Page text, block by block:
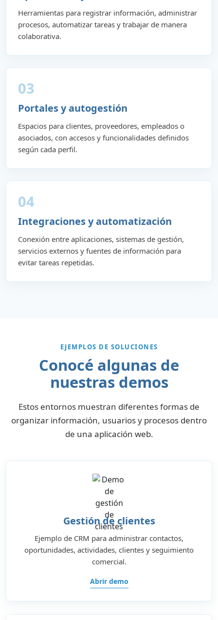
Herramientas para registrar información, administrar
procesos, automatizar tareas y trabajar de manera
colaborativa.
03
Portales y autogestión
Espacios para clientes, proveedores, empleados o
asociados, con accesos y funcionalidades definidos
según cada perfil.
04
Integraciones y automatización
Conexión entre aplicaciones, sistemas de gestión,
servicios externos y fuentes de información para
evitar tareas repetidas.
EJEMPLOS DE SOLUCIONES
Conocé algunas de
nuestras demos
Estos entornos muestran diferentes formas de
organizar información, usuarios y procesos dentro
de una aplicación web.
Gestión de clientes
Ejemplo de CRM para administrar contactos,
oportunidades, actividades, clientes y seguimiento
comercial.
Abrir demo